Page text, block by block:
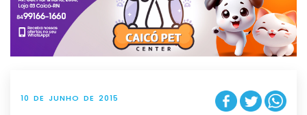
t
i
o
n
10 DE JUNHO DE 2015